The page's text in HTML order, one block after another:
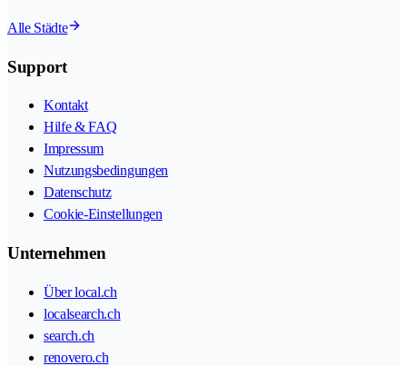
Alle Städte
Support
Kontakt
Hilfe & FAQ
Impressum
Nutzungsbedingungen
Datenschutz
Cookie-Einstellungen
Unternehmen
Über local.ch
localsearch.ch
search.ch
renovero.ch